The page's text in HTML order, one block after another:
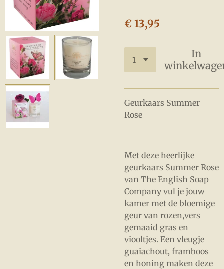
€ 13,95
In
Geurkaars Summer
Rose
Met deze heerlijke
geurkaars Summer Rose
van The English Soap
Company vul je jouw
kamer met de bloemige
geur van rozen,vers
gemaaid gras en
viooltjes. Een vleugje
guaiachout, framboos
en honing maken deze